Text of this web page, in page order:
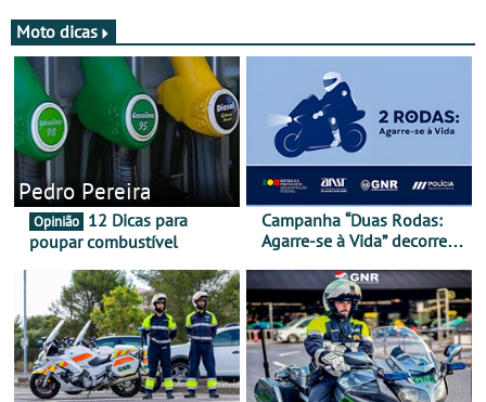
Moto dicas
Pedro Pereira
Opinião
poupar combustível
Campanha “Duas Rodas:
Agarre-se à Vida” decorre